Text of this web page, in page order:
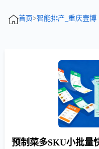
首页>智能排产_重庆壹博
预制菜多SKU小批量